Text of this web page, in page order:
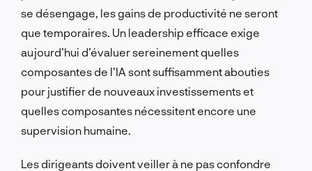
se désengage, les gains de productivité ne seront
que temporaires. Un leadership efficace exige
aujourd’hui d’évaluer sereinement quelles
composantes de l’IA sont suffisamment abouties
pour justifier de nouveaux investissements et
quelles composantes nécessitent encore une
supervision humaine.
Les dirigeants doivent veiller à ne pas confondre